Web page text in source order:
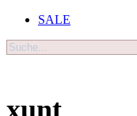
SALE
Suche
xunt